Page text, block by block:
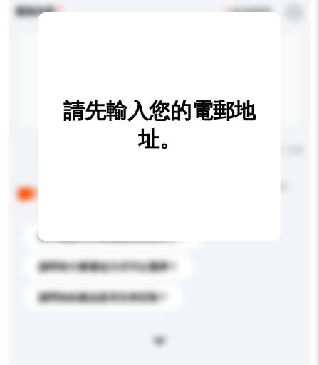
查詢內容 *必須填寫
你們能提供的最優惠價格是多少？
請問有什麼運送方式可以選擇？
請問你的產品是否支持定制？
請先輸入您的電郵地
址。